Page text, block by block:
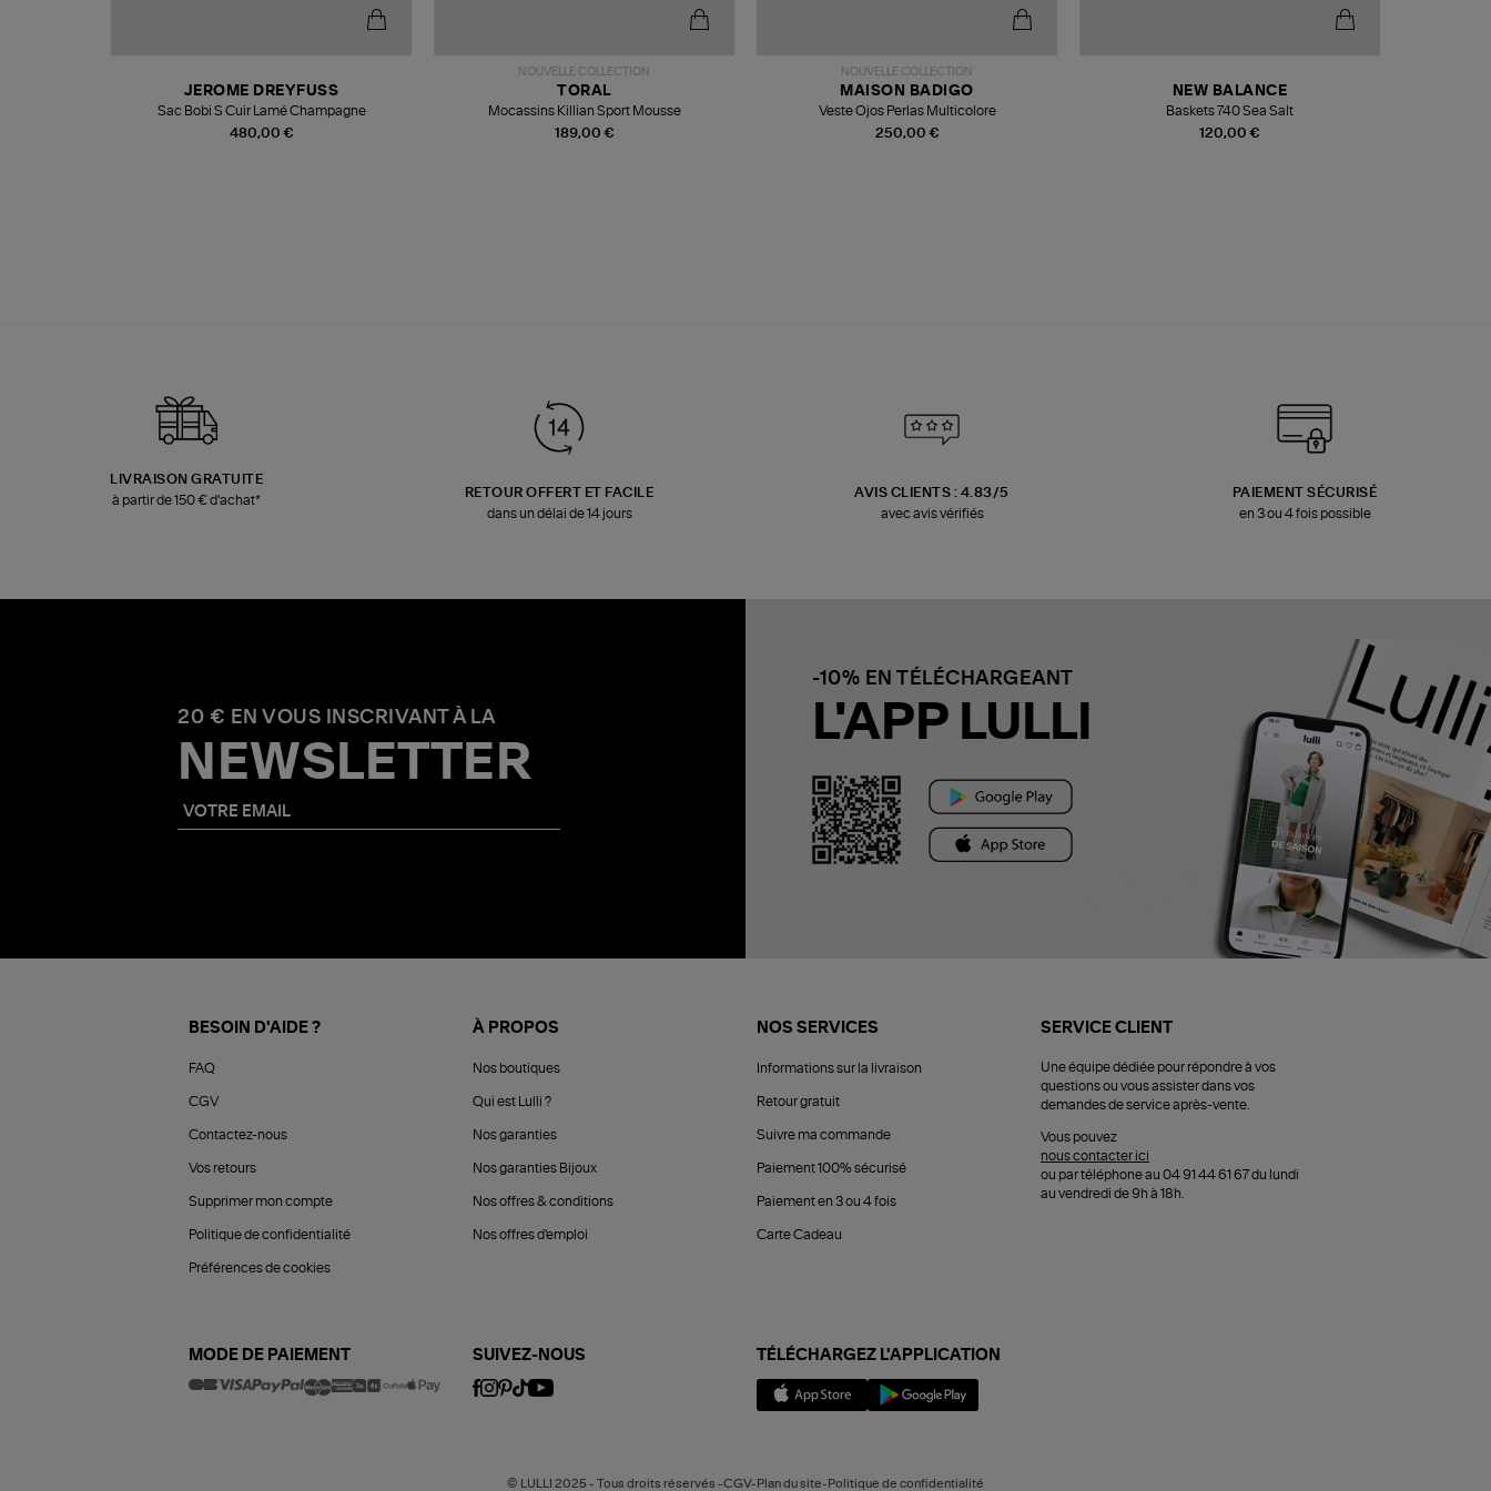
480,00 €
JEROME DREYFUSS
Sac Bobi S Cuir Lamé Champagne
NOUVELLE COLLECTION
189,00 €
TORAL
Mocassins Killian Sport Mousse
NOUVELLE COLLECTION
250,00 €
MAISON BADIGO
Veste Ojos Perlas Multicolore
120,00 €
NEW BALANCE
Baskets 740 Sea Salt
LIVRAISON GRATUITE
à partir de 150 € d'achat*
RETOUR OFFERT ET FACILE
dans un délai de 14 jours
AVIS CLIENTS : 4.83/5
avec avis vérifiés
PAIEMENT SÉCURISÉ
en 3 ou 4 fois possible
20 € EN VOUS INSCRIVANT À LA
NEWSLETTER
-10% EN TÉLÉCHARGEANT
L'APP LULLI
BESOIN D'AIDE ?
FAQ
CGV
Contactez-nous
Vos retours
Supprimer mon compte
Politique de confidentialité
Préférences de cookies
À PROPOS
Nos boutiques
Qui est Lulli ?
Nos garanties
Nos garanties Bijoux
Nos offres & conditions
Nos offres d'emploi
NOS SERVICES
Informations sur la livraison
Retour gratuit
Suivre ma commande
Paiement 100% sécurisé
Paiement en 3 ou 4 fois
Carte Cadeau
SERVICE CLIENT
Une équipe dédiée pour répondre à vos
questions ou vous assister dans vos
demandes de service après-vente.
Vous pouvez
nous contacter ici
ou par téléphone au 04 91 44 61 67 du lundi
au vendredi de 9h à 18h.
MODE DE PAIEMENT SUIVEZ-NOUS TÉLÉCHARGEZ L'APPLICATION
© LULLI 2025 - Tous droits réservés -CGV-Plan du site-Politique de confidentialité